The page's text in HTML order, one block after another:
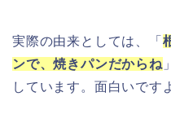
実際の由来としては、「
ンで、焼きパンだからね
しています。面白いです